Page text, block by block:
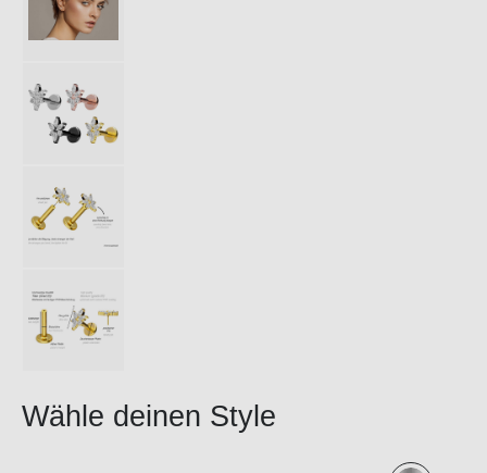
Wähle deinen Style